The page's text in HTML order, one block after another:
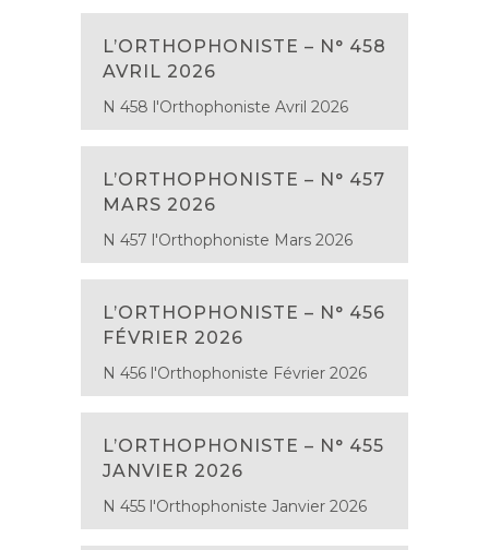
L’ORTHOPHONISTE – N° 458
AVRIL 2026
N 458 l'Orthophoniste Avril 2026
L’ORTHOPHONISTE – N° 457
MARS 2026
N 457 l'Orthophoniste Mars 2026
L’ORTHOPHONISTE – N° 456
FÉVRIER 2026
N 456 l'Orthophoniste Février 2026
L’ORTHOPHONISTE – N° 455
JANVIER 2026
N 455 l'Orthophoniste Janvier 2026